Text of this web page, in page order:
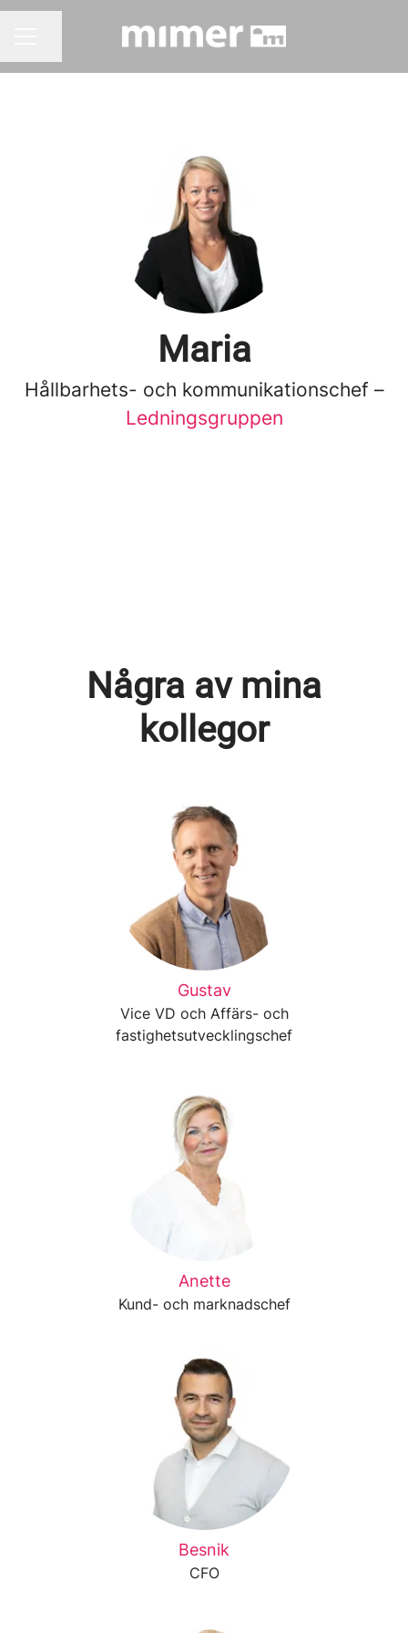
Maria
Hållbarhets- och kommunikationschef –
Ledningsgruppen
Några av mina
kollegor
Gustav
Vice VD och Affärs- och
fastighetsutvecklingschef
Anette
Kund- och marknadschef
Besnik
CFO